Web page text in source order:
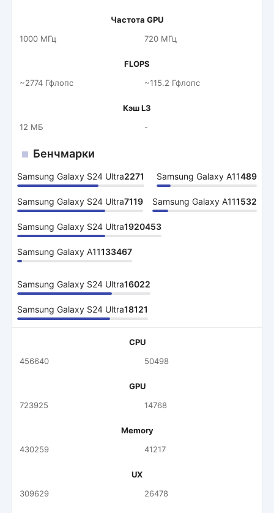
Частота GPU
1000 МГц
720 МГц
FLOPS
~2774 Гфлопс
~115.2 Гфлопс
Кэш L3
12 МБ
-
Бенчмарки
Samsung Galaxy S24 Ultra2271 Samsung Galaxy A11489
Samsung Galaxy S24 Ultra7119 Samsung Galaxy A111532
Samsung Galaxy S24 Ultra1920453
Samsung Galaxy A11133467
Samsung Galaxy S24 Ultra16022
Samsung Galaxy S24 Ultra18121
CPU
456640
50498
GPU
723925
14768
Memory
430259
41217
UX
309629
26478